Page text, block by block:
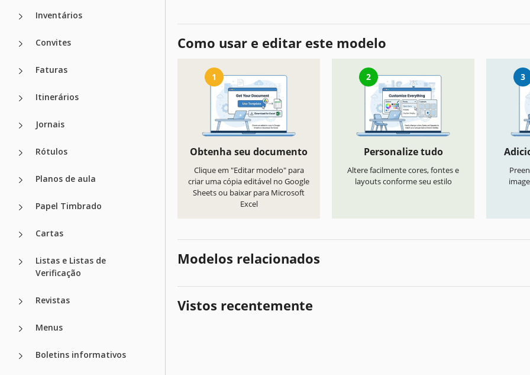
Inventários
Convites
Faturas
Itinerários
Jornais
Rótulos
Planos de aula
Papel Timbrado
Cartas
Listas e Listas de
Verificação
Revistas
Menus
Boletins informativos
Como usar e editar este modelo
1
Obtenha seu documento
Clique em "Editar modelo" para
criar uma cópia editável no Google
Sheets ou baixar para Microsoft
Excel
2
Personalize tudo
Altere facilmente cores, fontes e
layouts conforme seu estilo
3
Modelos relacionados
Vistos recentemente